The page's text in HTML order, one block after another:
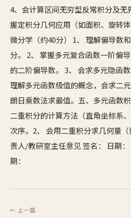
4、会计算区间无穷型反常积分及
握定积分几何应用（如面积、旋转
微分学（约40分） 1、 理解偏导数
分。 2、 掌握多元复合函数一阶偏
的二阶偏导数。 3、 会求多元隐函
理解多元函数极值的概念，会求二
朗日乘数法求最值。五、多元函数
二重积分的计算方法（直角坐标系
次序。2、 会用二重积分求几何量
责人/教研室主任意见 签名： 日期
期：
← 上一篇